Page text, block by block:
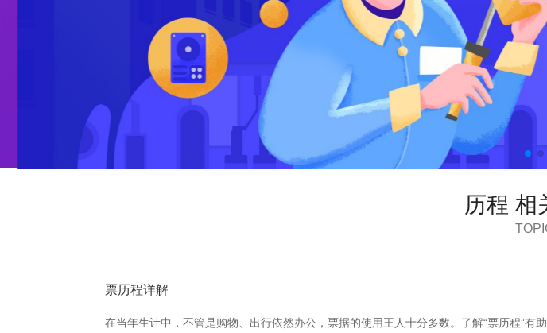
历程 相
票历程详解
在当年生计中，不管是购物、出行依然办公，票据的使用王人十分多数。了解“票历程”